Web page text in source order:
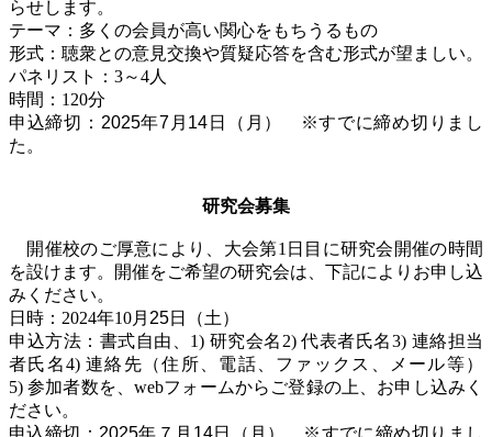
らせします。
テーマ：多くの会員が高い関心をもちうるもの
形式：聴衆との意見交換や質疑応答を含む形式が望ましい。
パネリスト： 3～4人
時間： 120分
申込締切：2025年7月14日（月） ※すでに締め切りまし
た。
研究会募集
開催校のご厚意により、大会第1 日目に研究会開催の時間
を設けます。開催をご希望の研究会は、下記によりお申し込
みください。
日時： 2024年10月25日（土）
申込方法：書式自由、 1) 研究会名 2)代表者氏名3) 連絡担当
者氏名4)連絡先（住所、電話、ファックス、メール等）
5)参加者数を、webフォームからご登録の上、お申し込みく
ださい。
申込締切：2025年７月14日（月） ※すでに締め切りまし